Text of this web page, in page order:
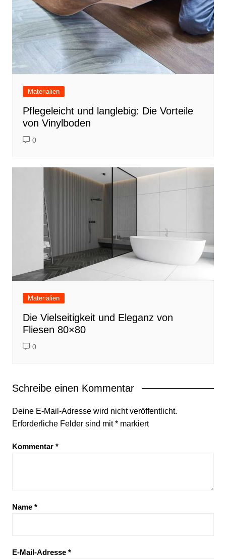
Materialien
Pflegeleicht und langlebig: Die Vorteile
von Vinylboden
0
Materialien
Die Vielseitigkeit und Eleganz von
Fliesen 80×80
0
Schreibe einen Kommentar
Deine E-Mail-Adresse wird nicht veröffentlicht.
Erforderliche Felder sind mit*markiert
Kommentar *
Name *
E-Mail-Adresse *